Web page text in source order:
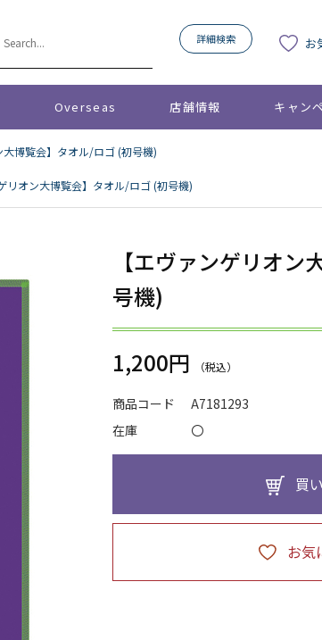
詳細検索 お
Overseas 店舗情報 キャン
大博覧会】タオル/ロゴ (初号機)
リオン大博覧会】タオル/ロゴ (初号機)
【エヴァンゲリオ
号機)
1,200円
商品コード
A7181293
在庫
〇
買
お気